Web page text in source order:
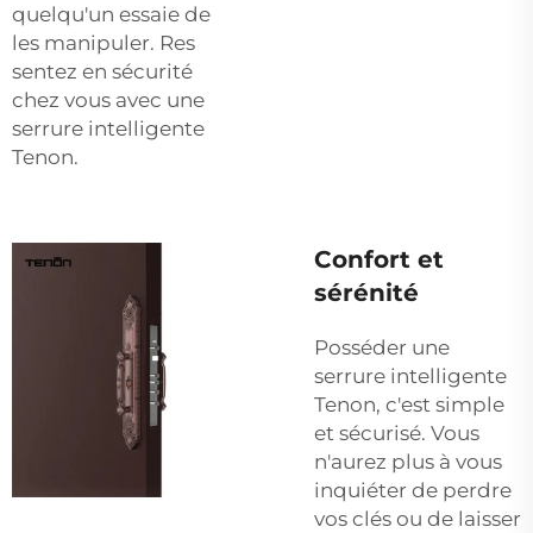
quelqu'un essaie de
les manipuler. Res
sentez en sécurité
chez vous avec une
serrure intelligente
Tenon.
Confort et
sérénité
Posséder une
serrure intelligente
Tenon, c'est simple
et sécurisé. Vous
n'aurez plus à vous
inquiéter de perdre
vos clés ou de laisser